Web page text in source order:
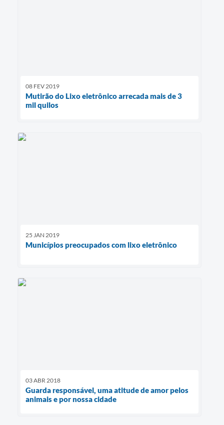
08 FEV 2019
Mutirão do Lixo eletrônico arrecada mais de 3
mil quilos
25 JAN 2019
Municípios preocupados com lixo eletrônico
03 ABR 2018
Guarda responsável, uma atitude de amor pelos
animais e por nossa cidade